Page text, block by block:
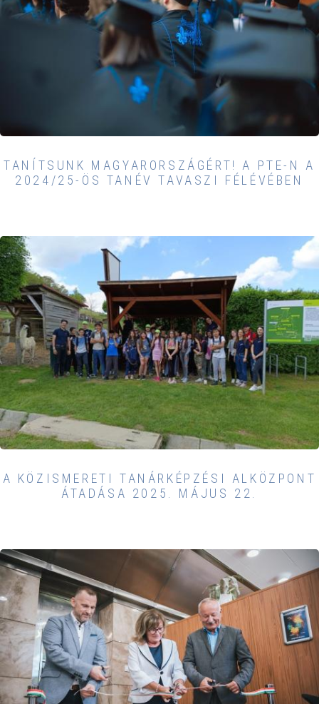
TANÍTSUNK MAGYARORSZÁGÉRT! A PTE-N A
2024/25-ÖS TANÉV TAVASZI FÉLÉVÉBEN
A KÖZISMERETI TANÁRKÉPZÉSI ALKÖZPONT
ÁTADÁSA 2025. MÁJUS 22.